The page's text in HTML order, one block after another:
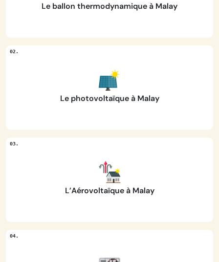
Le ballon thermodynamique à Malay
Le photovoltaïque à Malay
L’Aérovoltaïque à Malay